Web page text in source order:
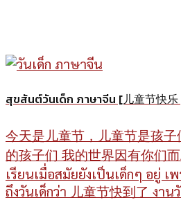
สุขสันต์วันเด็ก ภาษาจีน [儿童节快
今天是儿童节，儿童节是孩
的孩子们 我的世界因有你们
เรียนเมื่อสมัยยังเป็นเด็กๆ อยู่
ถึงวันเด็กว่า 儿童节快到了 งาน